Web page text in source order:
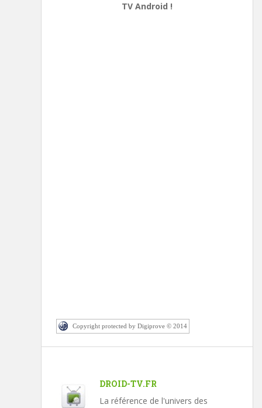
TV Android !
Copyright protected by Digiprove © 2014
DROID-TV.FR
La référence de l'univers des